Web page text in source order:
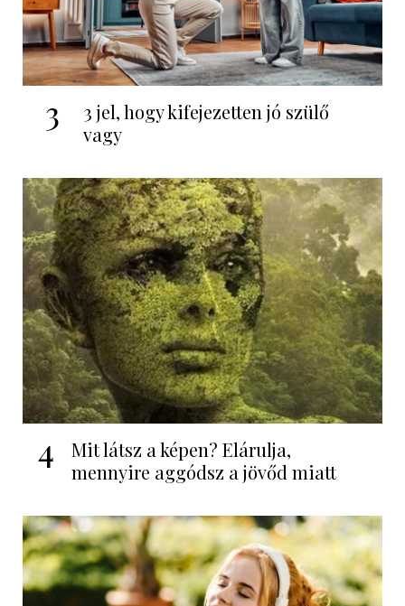
3
3 jel, hogy kifejezetten jó szülő
vagy
4
Mit látsz a képen? Elárulja,
mennyire aggódsz a jövőd miatt